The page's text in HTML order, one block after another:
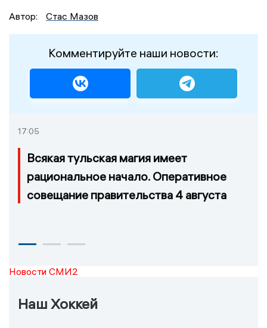
Автор:
Стас Мазов
Комментируйте наши новости:
17:05
Всякая тульская магия имеет
рациональное начало. Оперативное
совещание правительства 4 августа
Новости СМИ2
Наш Хоккей